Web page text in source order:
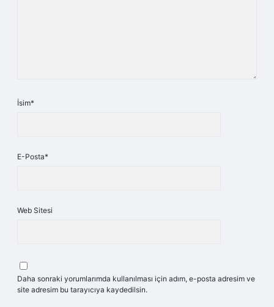
İsim*
E-Posta*
Web Sitesi
Daha sonraki yorumlarımda kullanılması için adım, e-posta adresim ve
site adresim bu tarayıcıya kaydedilsin.